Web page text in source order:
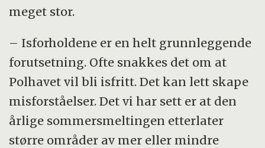
meget stor.
– Isforholdene er en helt grunnleggende
forutsetning. Ofte snakkes det om at
Polhavet vil bli isfritt. Det kan lett skape
misforståelser. Det vi har sett er at den
årlige sommersmeltingen etterlater
større områder av mer eller mindre